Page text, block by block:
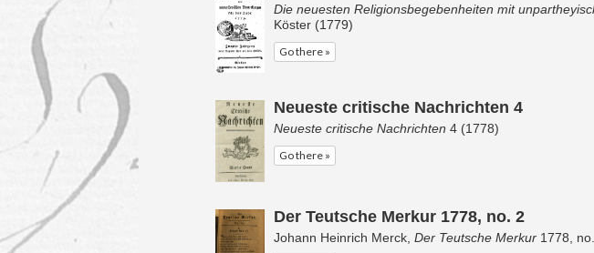
Die neuesten Religionsbegebenheiten mit
Köster (1779)
Go there »
Neueste critische Nachrichten 4
Neueste critische Nachrichten 4 (1778)
Go there »
Der Teutsche Merkur 1778, no. 2
Johann Heinrich Merck, Der Teutsche Merkur 1778,